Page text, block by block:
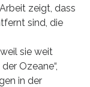
zeigt, dass
sind, die
sie weit
Ozeane“,
in der